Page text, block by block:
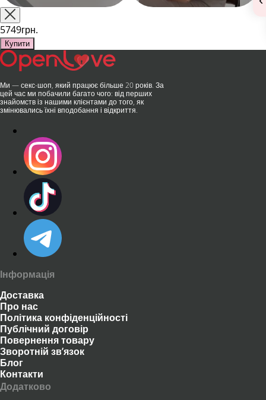
поєднання унікальної естетики
та бездога..
використовує, тестує у
5749грн.
Купити
Ми — секс-шоп, який працює більше 20 років. За
цей час ми побачили багато чого: від перших
знайомств із нашими клієнтами до того, як
змінювались їхні вподобання і відкриття.
Інформація
Доставка
Про нас
Політика конфіденційності
Публічний договір
Повернення товару
Зворотній зв’язок
Блог
Контакти
Додатково